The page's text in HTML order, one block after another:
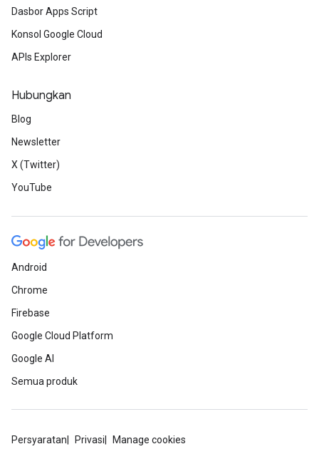
Dasbor Apps Script
Konsol Google Cloud
APIs Explorer
Hubungkan
Blog
Newsletter
X (Twitter)
YouTube
Android
Chrome
Firebase
Google Cloud Platform
Google AI
Semua produk
Persyaratan Privasi Manage cookies